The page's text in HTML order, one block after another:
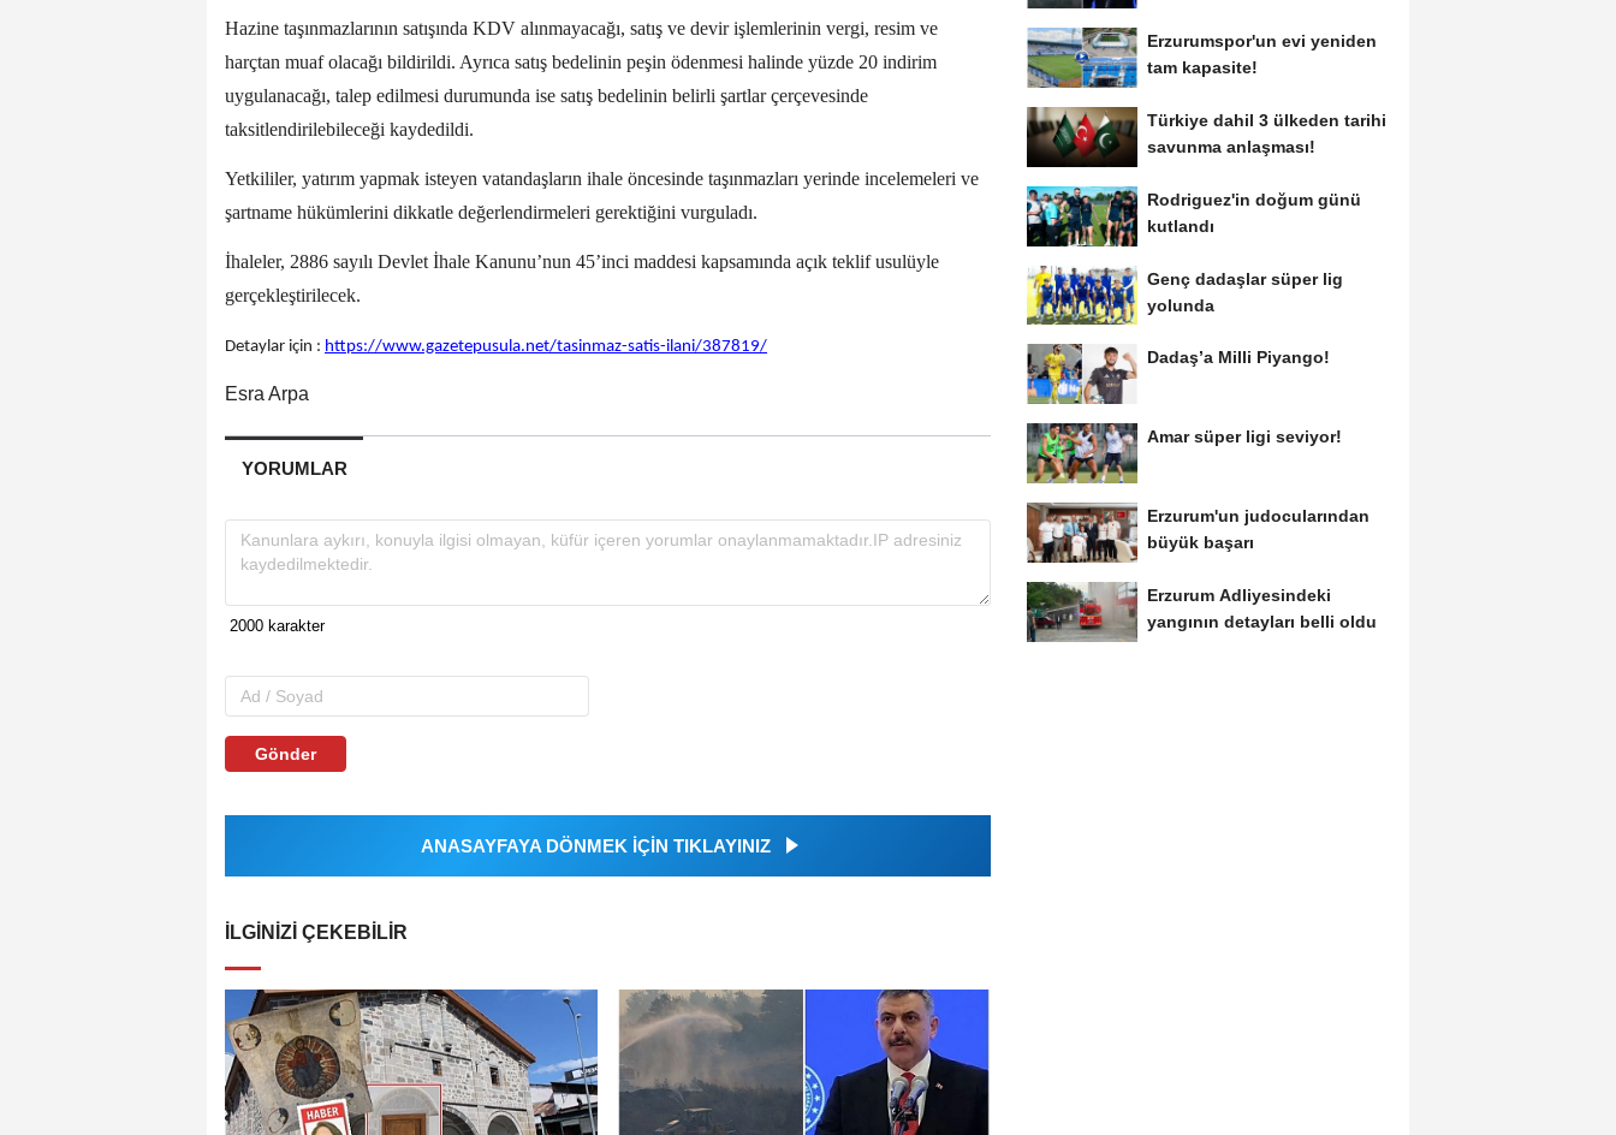
Hazine taşınmazlarının satışında KDV alınmayacağı, satış ve devir işlemlerinin vergi, resim ve
harçtan muaf olacağı bildirildi. Ayrıca satış bedelinin peşin ödenmesi halinde yüzde 20 indirim
uygulanacağı, talep edilmesi durumunda ise satış bedelinin belirli şartlar çerçevesinde
taksitlendirilebileceği kaydedildi.
Yetkililer, yatırım yapmak isteyen vatandaşların ihale öncesinde taşınmazları yerinde incelemeleri ve
şartname hükümlerini dikkatle değerlendirmeleri gerektiğini vurguladı.
İhaleler, 2886 sayılı Devlet İhale Kanunu’nun 45’inci maddesi kapsamında açık teklif usulüyle
gerçekleştirilecek.
Detaylar için : https://www.gazetepusula.net/tasinmaz-satis-ilani/387819/
Esra Arpa
YORUMLAR
Gönder
ANASAYFAYA DÖNMEK İÇİN TIKLAYINIZ
İLGINIZI ÇEKEBILIR
Erzurumspor'un evi yeniden
tam kapasite!
Türkiye dahil 3 ülkeden tarihi
savunma anlaşması!
Rodriguez'in doğum günü
kutlandı
Genç dadaşlar süper lig
yolunda
Dadaş’a Milli Piyango!
Amar süper ligi seviyor!
Erzurum'un judocularından
büyük başarı
Erzurum Adliyesindeki
yangının detayları belli oldu